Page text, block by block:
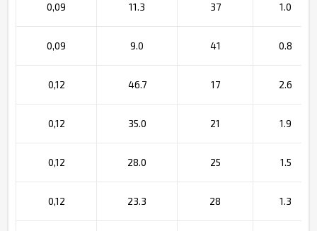
0,09 11.3 37 1.0
0,09 9.0 41 0.8
0,12 46.7 17 2.6
0,12 35.0 21 1.9
0,12 28.0 25 1.5
0,12 23.3 28 1.3